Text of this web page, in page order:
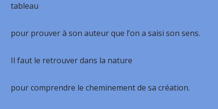
tableau
pour prouver à son auteur que l’on a saisi son sens.
Il faut le retrouver dans la nature
pour comprendre le cheminement de sa création.